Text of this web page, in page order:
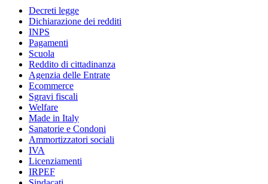
Decreti legge
Dichiarazione dei redditi
INPS
Pagamenti
Scuola
Reddito di cittadinanza
Agenzia delle Entrate
Ecommerce
Sgravi fiscali
Welfare
Made in Italy
Sanatorie e Condoni
Ammortizzatori sociali
IVA
Licenziamenti
IRPEF